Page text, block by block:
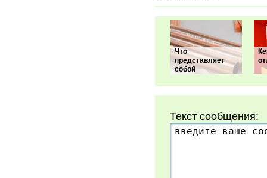
Что
представляет
собой
Текст сообщения: